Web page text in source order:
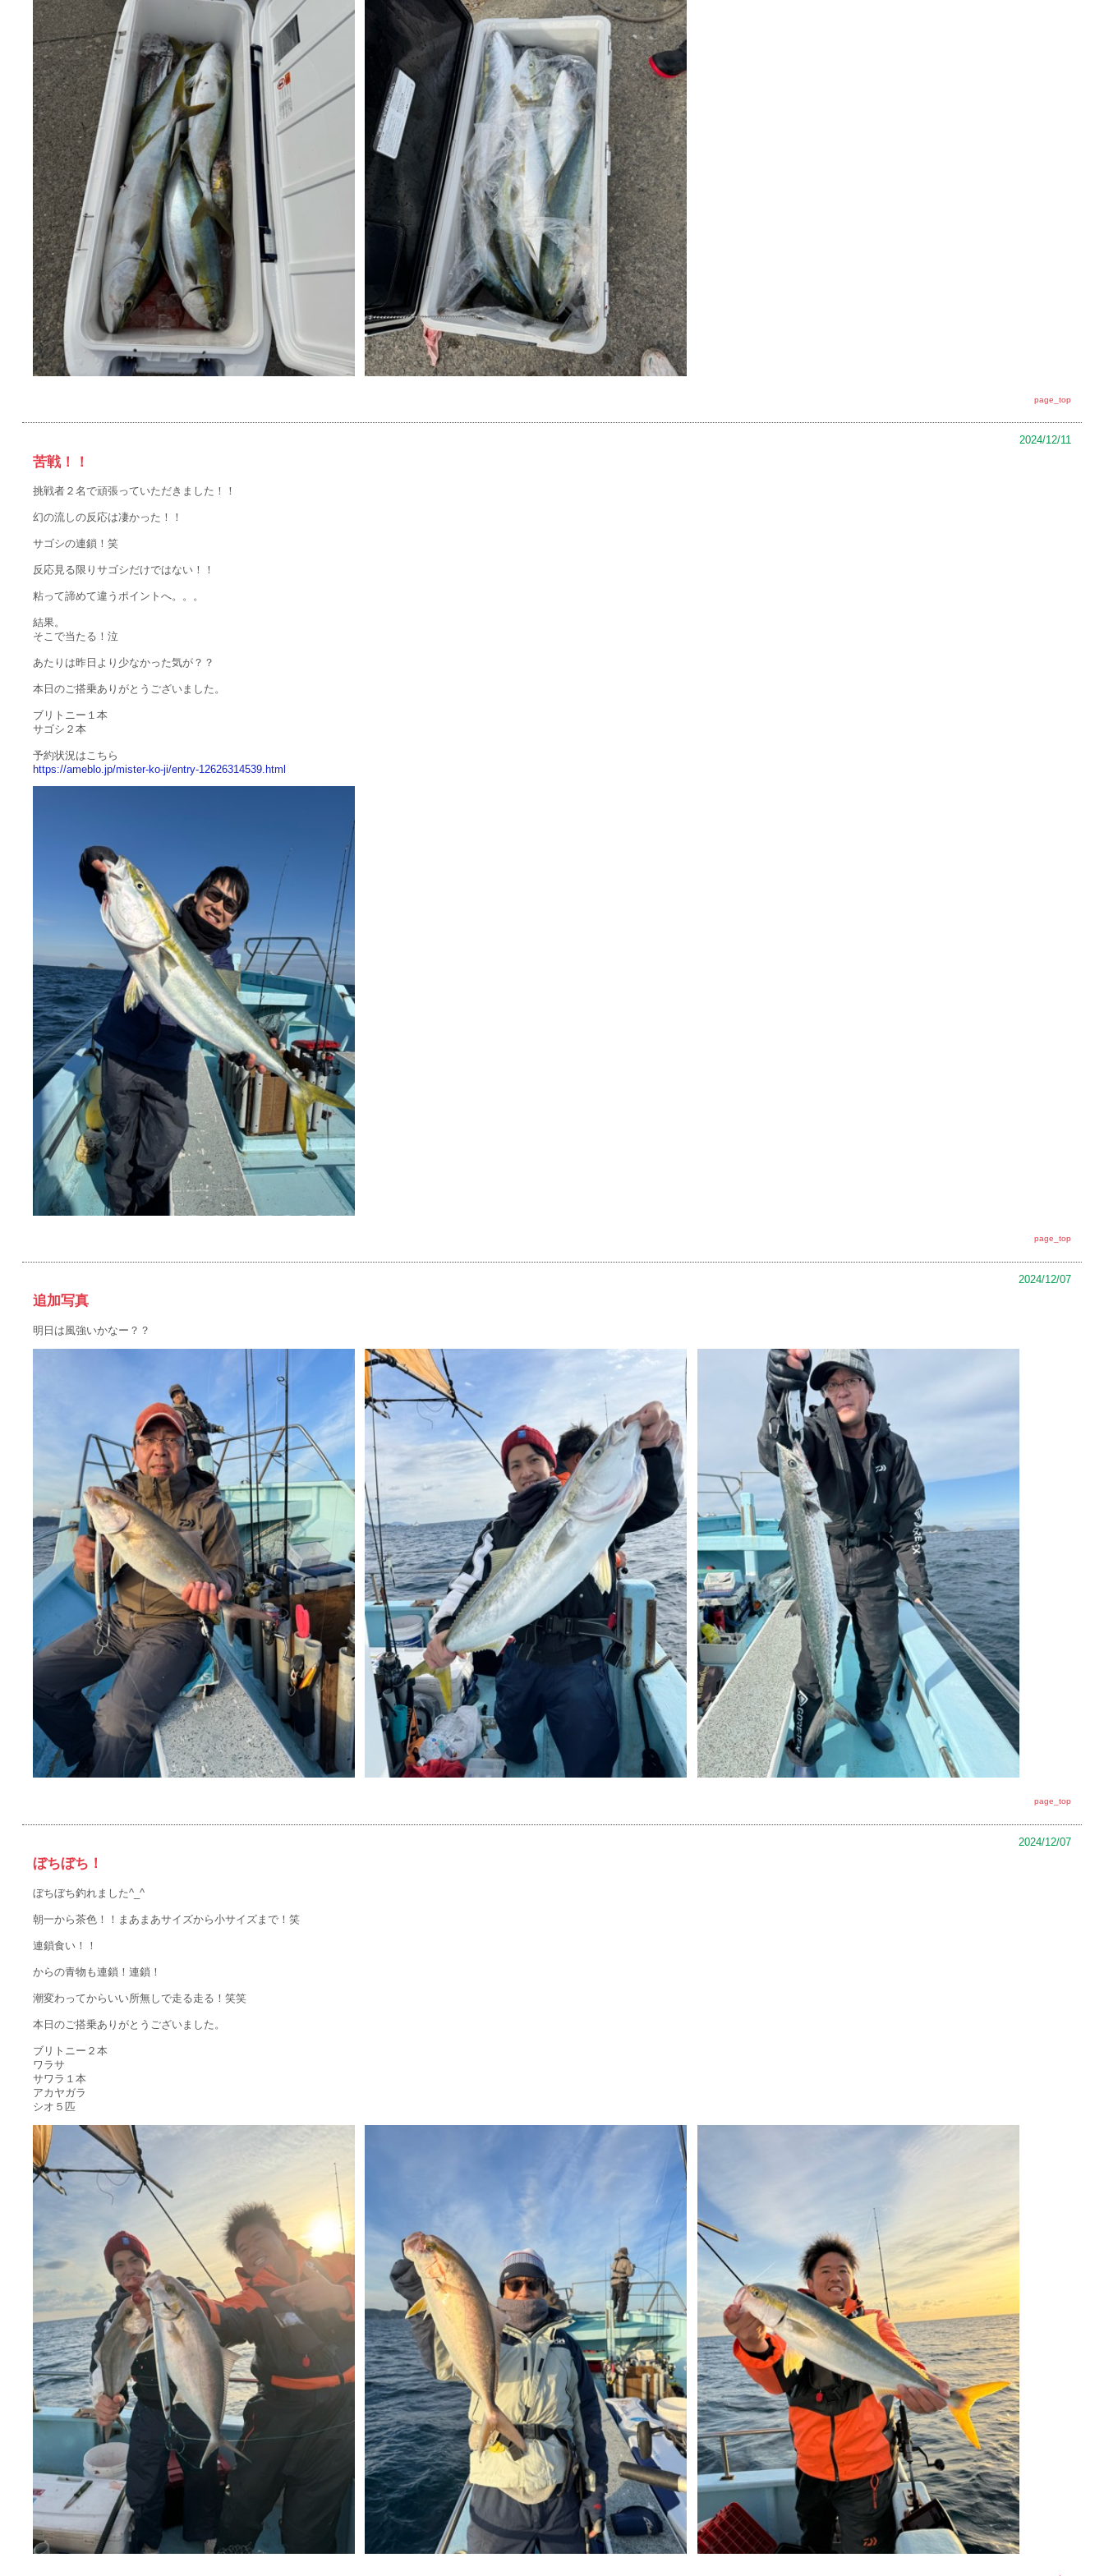
page_top
2024/12/11
苦戦！！
挑戦者２名で頑張っていただきました！！
幻の流しの反応は凄かった！！
サゴシの連鎖！笑
反応見る限りサゴシだけではない！！
粘って諦めて違うポイントへ。。。
結果。
そこで当たる！泣
あたりは昨日より少なかった気が？？
本日のご搭乗ありがとうございました。
ブリトニー１本
サゴシ２本
予約状況はこちら
https://ameblo.jp/mister-ko-ji/entry-12626314539.html
page_top
2024/12/07
追加写真
明日は風強いかなー？？
page_top
2024/12/07
ぼちぼち！
ぼちぼち釣れました^_^
朝一から茶色！！まあまあサイズから小サイズまで！笑
連鎖食い！！
からの青物も連鎖！連鎖！
潮変わってからいい所無しで走る走る！笑笑
本日のご搭乗ありがとうございました。
ブリトニー２本
ワラサ
サワラ１本
アカヤガラ
シオ５匹